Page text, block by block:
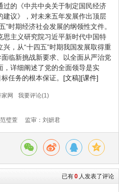
过的《中共中央关于制定国民经济
议》，对未来五年发展作出顶层
”时期经济社会发展的纲领性文件。
主义研究院习近平新时代中国特
，从“十四五”时期我国发展取得重
临新挑战新要求、以全面从严治党
，详细阐述了党的全面领导是实
任务的根本保证。 [文稿][课件]
网 我要评论(1)
监审：刘妍君
璧萱
已有0 人发表了评论